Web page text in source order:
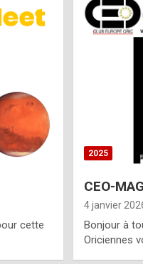
cette
2025
CEO-
4 janvier
Bonjour à
Oriciennes